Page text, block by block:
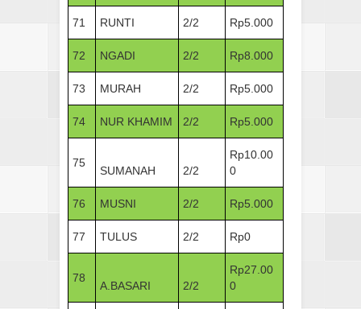
71 RUNTI 2/2 Rp5.000
72 NGADI 2/2 Rp8.000
73 MURAH 2/2 Rp5.000
74 NUR KHAMIM 2/2 Rp5.000
75
SUMANAH 2/2
Rp10.00
0
76 MUSNI 2/2 Rp5.000
77 TULUS 2/2 Rp0
78
A.BASARI 2/2
Rp27.00
0